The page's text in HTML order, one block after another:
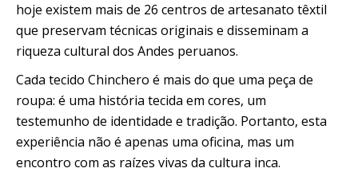
hoje existem mais de 26 centros de artesanato têxtil
que preservam técnicas originais e disseminam a
riqueza cultural dos Andes peruanos.
Cada tecido Chinchero é mais do que uma peça de
roupa: é uma história tecida em cores, um
testemunho de identidade e tradição. Portanto, esta
experiência não é apenas uma oficina, mas um
encontro com as raízes vivas da cultura inca.